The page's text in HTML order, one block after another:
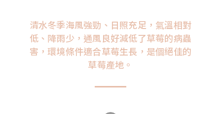
清水冬季海風強勁、日照充足，氣溫相對
低、降雨少，通風良好減低了草莓的病蟲
害，環境條件適合草莓生長，是個絕佳的
草莓產地。